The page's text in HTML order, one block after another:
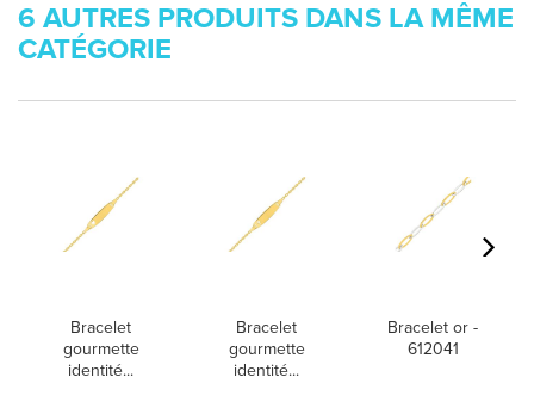
6 AUTRES PRODUITS DANS LA MÊME
CATÉGORIE
Bracelet
gourmette
identité...
Bracelet
gourmette
identité...
Bracelet or -
612041